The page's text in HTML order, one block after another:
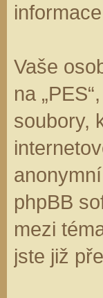
Vaše
na
soubory,
phpBB
mezi
jste již